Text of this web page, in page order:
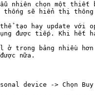
nhiên chọn một thiết
thống sẽ hiển thị
tạo hay update với
được tiếp. Khi hết
ở trong bảng nhiều
nữa.
device -> Chọn